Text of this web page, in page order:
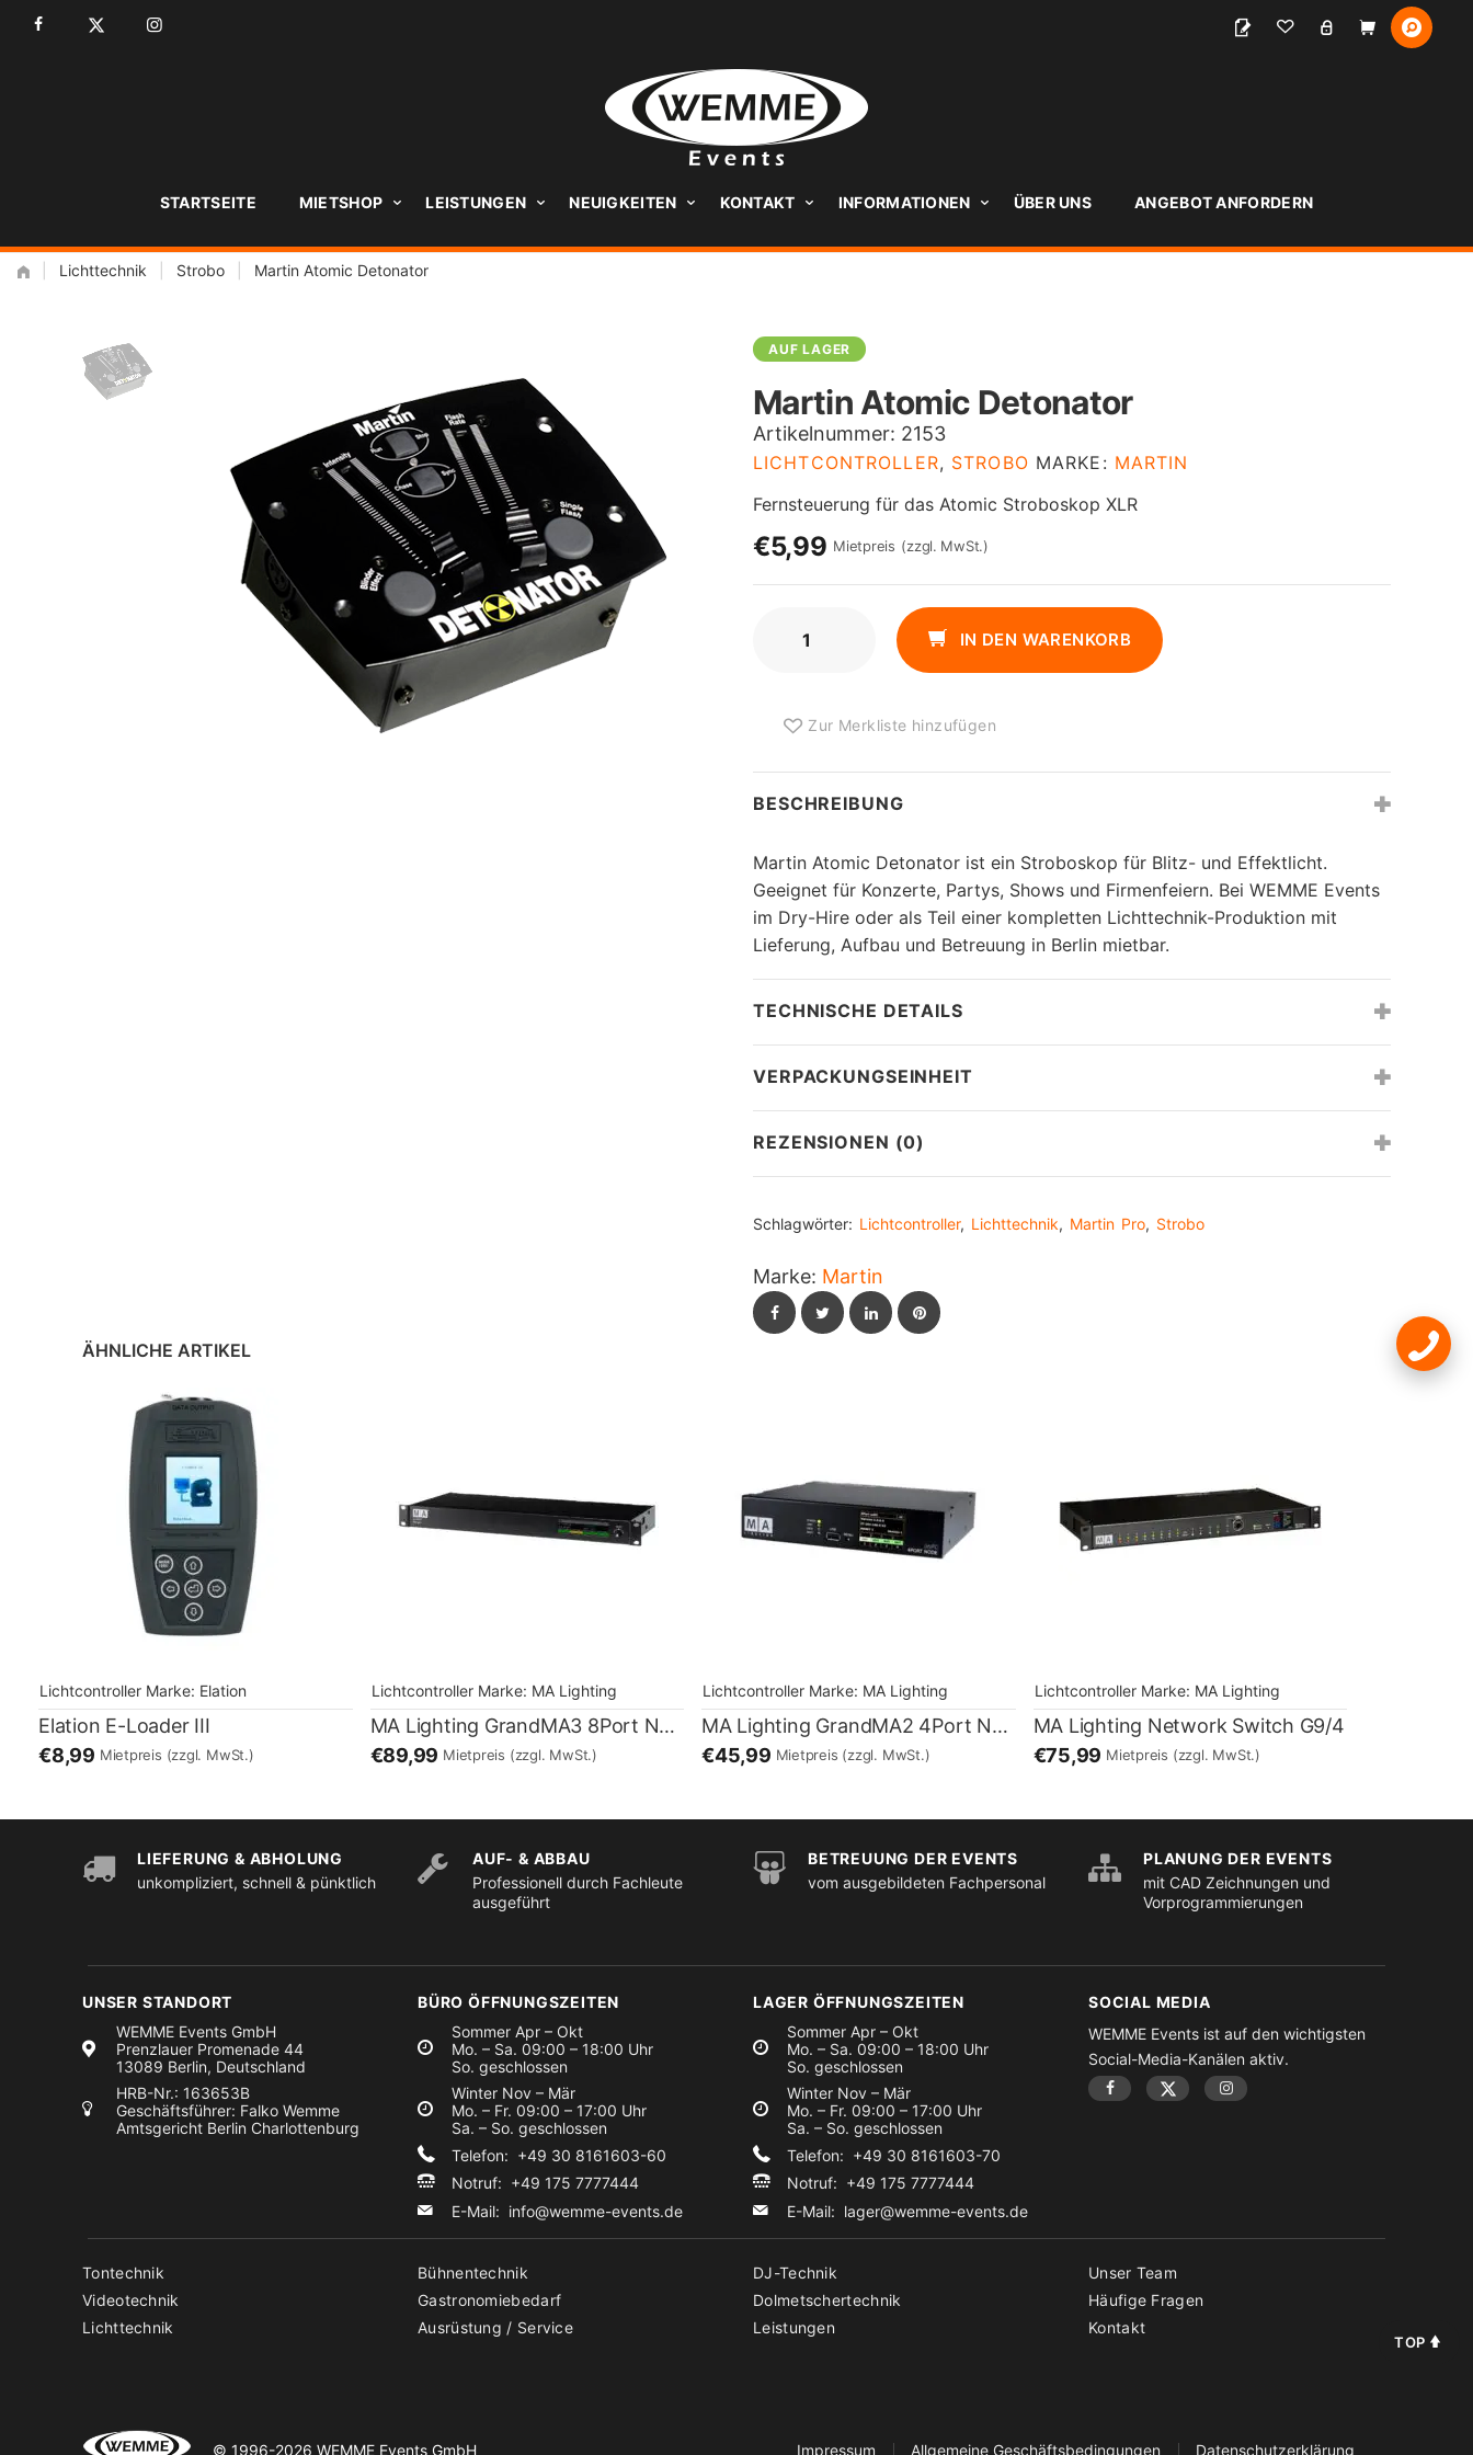
Zum
STARTSEITE MIETSHOP LEISTUNGEN NEUIGKEITEN KONTAKT INFORMATIONEN ÜBER UNS ANGEBOT ANFORDERN
Lichttechnik Strobo Martin Atomic Detonator
AUF LAGER
Martin Atomic Detonator
Artikelnummer: 2153
LICHTCONTROLLER, STROBO MARKE: MARTIN
Fernsteuerung für das Atomic Stroboskop XLR
€5,99 Mietpreis (zzgl. MwSt.)
ATOMIC
IN DEN WARENKORB
Zur Merkliste hinzufügen
BESCHREIBUNG
Martin Atomic Detonator ist ein Stroboskop für Blitz- und Effektlicht.
Geeignet für Konzerte, Partys, Shows und Firmenfeiern. Bei WEMME Events
im Dry-Hire oder als Teil einer kompletten Lichttechnik-Produktion mit
Lieferung, Aufbau und Betreuung in Berlin mietbar.
TECHNISCHE DETAILS
VERPACKUNGSEINHEIT
REZENSIONEN (0)
Schlagwörter: Lichtcontroller, Lichttechnik, Martin Pro, Strobo
Marke: Martin
FacebookTwitterLinkedInPinterest
ÄHNLICHE ARTIKEL
Lichtcontroller Marke: Elation
Elation E-Loader III
€8,99 Mietpreis (zzgl. MwSt.)
Lichtcontroller Marke: MA Lighting
MA Lighting GrandMA3 8Port Node
€89,99 Mietpreis (zzgl. MwSt.)
Lichtcontroller Marke: MA Lighting
MA Lighting GrandMA2 4Port Node onPC
€45,99 Mietpreis (zzgl. MwSt.)
Lichtcontroller Marke: MA Lighting
MA Lighting Network Switch G9/4
€75,99 Mietpreis (zzgl. MwSt.)
LIEFERUNG & ABHOLUNG
unkompliziert, schnell & pünktlich
AUF- & ABBAU
Professionell durch Fachleute
ausgeführt
BETREUUNG DER EVENTS
vom ausgebildeten Fachpersonal
PLANUNG DER EVENTS
mit CAD Zeichnungen und
Vorprogrammierungen
UNSER STANDORT
WEMME Events GmbH
Prenzlauer Promenade 44
13089 Berlin, Deutschland
HRB-Nr.: 163653B
Geschäftsführer: Falko Wemme
Amtsgericht Berlin Charlottenburg
BÜRO ÖFFNUNGSZEITEN
Sommer Apr – Okt
Mo. – Sa. 09:00 – 18:00 Uhr
So. geschlossen
Winter Nov – Mär
Mo. – Fr. 09:00 – 17:00 Uhr
Sa. – So. geschlossen
Telefon: +49 30 8161603-60
Notruf: +49 175 7777444
E-Mail: info@wemme-events.de
LAGER ÖFFNUNGSZEITEN
Sommer Apr – Okt
Mo. – Sa. 09:00 – 18:00 Uhr
So. geschlossen
Winter Nov – Mär
Mo. – Fr. 09:00 – 17:00 Uhr
Sa. – So. geschlossen
Telefon: +49 30 8161603-70
Notruf: +49 175 7777444
E-Mail: lager@wemme-events.de
SOCIAL MEDIA
WEMME Events ist auf den wichtigsten
Social-Media-Kanälen aktiv.
Tontechnik
Videotechnik
Lichttechnik
Bühnentechnik
Gastronomiebedarf
Ausrüstung / Service
DJ-Technik
Dolmetschertechnik
Leistungen
Unser Team
Häufige Fragen
Kontakt
© 1996-2026 WEMME Events GmbH Impressum Allgemeine Geschäftsbedingungen Datenschutzerklärung
TOP